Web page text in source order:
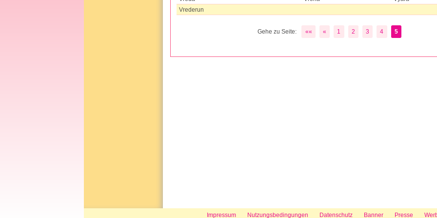
Vrederun
Gehe zu Seite: «« « 1 2 3 4 5
Impressum Nutzungsbedingungen Datenschutz Banner Presse